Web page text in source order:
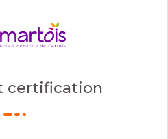
certification